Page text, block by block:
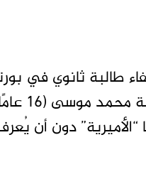
طالبة ثانوي في
دون أن